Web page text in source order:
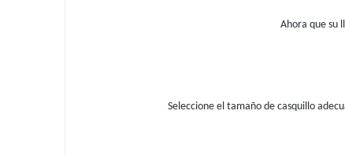
Ahora que su
Seleccione el tamaño de casquillo